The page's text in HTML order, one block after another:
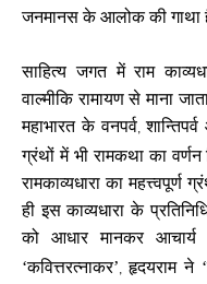
जनमानस के आलोक की गाथा
साहित्य जगत में राम
वाल्मीकि रामायण से माना
महाभारत के वनपर्व,
ग्रंथों में भी रामकथा का वर्णन
रामकाव्यधारा का महत्त्वपूर्ण
ही इस काव्यधारा के
को आधार मानकर आचार्य
‘कवित्तरत्नाकर’, हृदयराम ने